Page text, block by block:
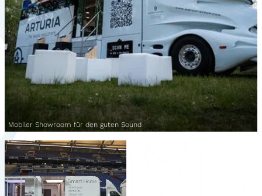
Mobiler Showroom für den guten Sound